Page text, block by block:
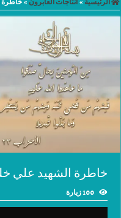
الرئيسية » انتاجات العابرون » خاطرة
خاطرة الشهيد علي
100 زيارة